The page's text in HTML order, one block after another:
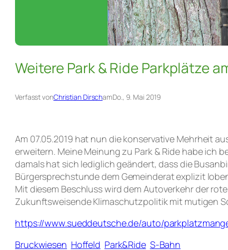
Weitere Park & Ride Parkplätze
Verfasst vonChristian DirschamDo., 9. Mai 2019
Am 07.05.2019 hat nun die konservative Mehrheit
erweitern. Meine Meinung zu Park & Ride habe ich
damals hat sich lediglich geändert, dass die
Bürgersprechstunde dem Gemeinderat explizit
Mit diesem Beschluss wird dem Autoverkehr der
Zukunftsweisende Klimaschutzpolitik mit mutigen
https://www.sueddeutsche.de/auto/
Bruckwiesen Hoffeld Park&Ride S-Bahn